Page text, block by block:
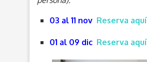
03 al 11 nov Reserva aquí
01 al 09 dic Reserva aquí